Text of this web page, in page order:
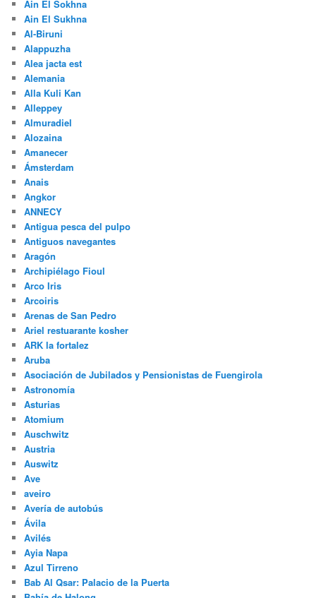
Ain El Sokhna
Ain El Sukhna
Al-Biruni
Alappuzha
Alea jacta est
Alemania
Alla Kuli Kan
Alleppey
Almuradiel
Alozaina
Amanecer
Ámsterdam
Anais
Angkor
ANNECY
Antigua pesca del pulpo
Antiguos navegantes
Aragón
Archipiélago Fioul
Arco Iris
Arcoiris
Arenas de San Pedro
Ariel restuarante kosher
ARK la fortalez
Aruba
Asociación de Jubilados y Pensionistas de Fuengirola
Astronomía
Asturias
Atomium
Auschwitz
Austria
Auswitz
Ave
aveiro
Avería de autobús
Ávila
Avilés
Ayia Napa
Azul Tirreno
Bab Al Qsar: Palacio de la Puerta